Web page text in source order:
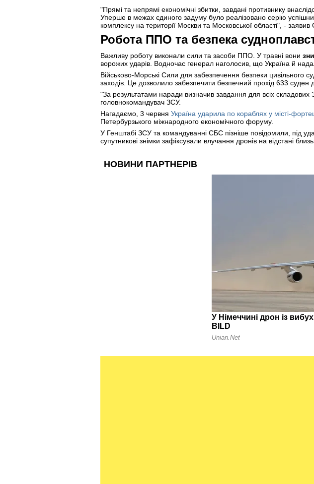
"Прямі та непрямі економічні збитки, завдані противнику
Уперше в межах єдиного задуму було реалізовано серію
комплексу на території Москви та Московської області", - заявив
Робота ППО та безпека
Важливу роботу виконали сили та засоби ППО. У травні вони
ворожих ударів. Водночас генерал наголосив, що Україна й
Військово-Морські Сили для забезпечення безпеки цивільного
заходів. Це дозволило забезпечити безпечний прохід 633 суден
"За результатами наради визначив завдання для всіх
головнокомандувач ЗСУ.
Нагадаємо, 3 червня Україна ударила по кораблях у місті-
Петербурзького міжнародного економічного форуму.
У Генштабі ЗСУ та командуванні СБС пізніше повідомили, під
супутникові знімки зафіксували влучання дронів на відстані